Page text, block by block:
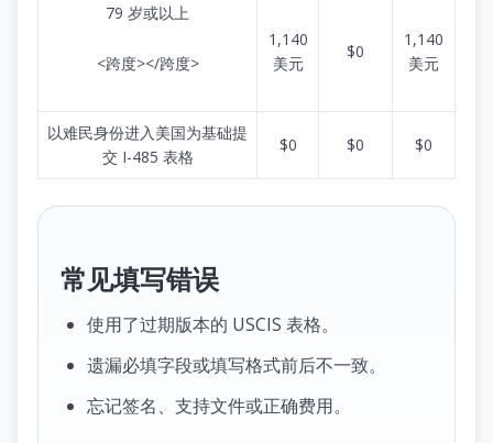
79 岁或以上
<跨度></跨度>
1,140
美元
$0
1,140
美元
以难民身份进入美国为基础提
交 I-485 表格
$0 $0 $0
常见填写错误
使用了过期版本的 USCIS 表格。
遗漏必填字段或填写格式前后不一致。
忘记签名、支持文件或正确费用。